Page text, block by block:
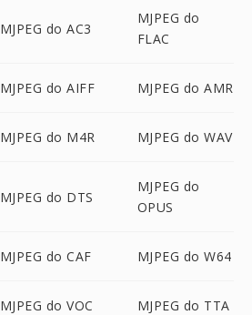
MJPEG do AC3
MJPEG do
FLAC
MJPEG do AIFF MJPEG do AMR
MJPEG do M4R MJPEG do WAV
MJPEG do DTS
MJPEG do
OPUS
MJPEG do CAF MJPEG do W64
MJPEG do VOC MJPEG do TTA